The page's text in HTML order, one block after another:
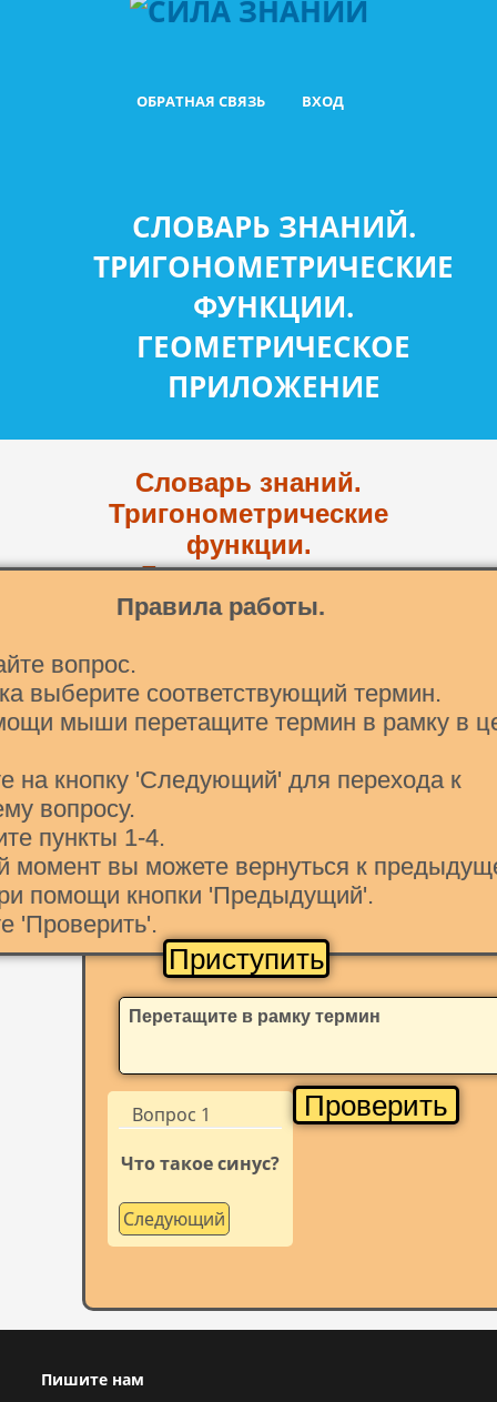
ОБРАТНАЯ СВЯЗЬ ВХОД
СЛОВАРЬ ЗНАНИЙ.
ТРИГОНОМЕТРИЧЕСКИЕ
ФУНКЦИИ.
ГЕОМЕТРИЧЕСКОЕ
ПРИЛОЖЕНИЕ
Словарь знаний.
Тригонометрические
функции.
Геометрическое
приложение
Правила работы.
вопрос.
выберите соответствующий термин.
мыши перетащите термин в рамку в
на кнопку 'Следующий' для перехода к
вопросу.
пункты 1-4.
момент вы можете вернуться к
помощи кнопки 'Предыдущий'.
'Проверить'.
Приступить
Косеканс угла α представляет собой
6. Тангенсом угла α называется
8. Секанс угла α − это отношение
Котангенсом угла α называется
Синусом угла α называется отношение
Косинусом угла α называется
Перетащите в рамку термин
Вопрос 1
Что такое синус?
Следующий
Проверить
Пишите нам